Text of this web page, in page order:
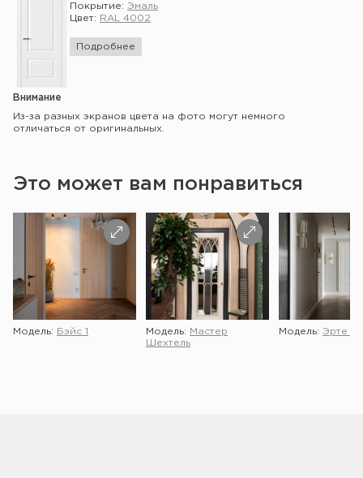
Покрытие: Эмаль
Цвет:
RAL 4002
Подробнее
Внимание
Из-за разных экранов цвета на фото могут немного
отличаться от оригинальных.
Это может вам понравиться
Модель: Бэйс 1 Модель:
Мастер
Шехтель
Модель: Эрте 2